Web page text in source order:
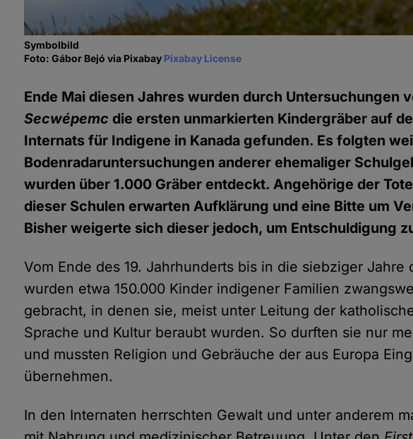
Symbolbild
Foto: Gábor Bejó via Pixabay Pixabay License
Ende Mai diesen Jahres wurden durch Untersuchungen
Secwépemc die ersten unmarkierten Kindergräber auf
Internats für Indigene in Kanada gefunden. Es folgten
Bodenradaruntersuchungen anderer ehemaliger
wurden über 1.000 Gräber entdeckt. Angehörige der
dieser Schulen erwarten Aufklärung und eine Bitte um
Bisher weigerte sich dieser jedoch, um Entschuldigung
Vom Ende des 19. Jahrhunderts bis in die siebziger Jahre
wurden etwa 150.000 Kinder indigener Familien
gebracht, in denen sie, meist unter Leitung der
Sprache und Kultur beraubt wurden. So durften sie nur
und mussten Religion und Gebräuche der aus Europa
übernehmen.
In den Internaten herrschten Gewalt und unter anderem